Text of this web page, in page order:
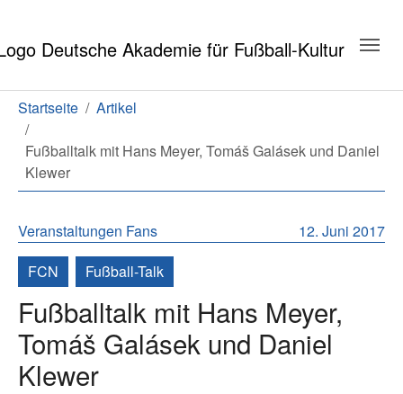
Sie sind hier:
Startseite Artikel
Fußballtalk mit Hans Meyer, Tomáš Galásek und Daniel
Klewer
12. Juni 2017
Veranstaltungen Fans
FCN
Fußball-Talk
Fußballtalk mit Hans Meyer,
Tomáš Galásek und Daniel
Klewer